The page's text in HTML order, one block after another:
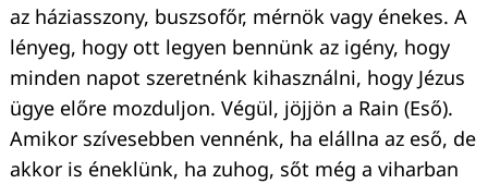
az háziasszony, buszsofőr, mérnök vagy énekes. A
lényeg, hogy ott legyen bennünk az igény, hogy
minden napot szeretnénk kihasználni, hogy Jézus
ügye előre mozduljon. Végül, jöjjön a Rain (Eső).
Amikor szívesebben vennénk, ha elállna az eső, de
akkor is éneklünk, ha zuhog, sőt még a viharban